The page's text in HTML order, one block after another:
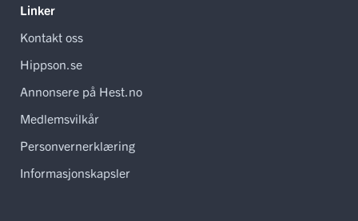
Linker
Kontakt oss
Hippson.se
Annonsere på Hest.no
Medlemsvilkår
Personvernerklæring
Informasjonskapsler